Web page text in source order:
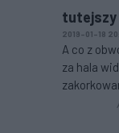
tutejszy
2019-01-18
A co z
za hala